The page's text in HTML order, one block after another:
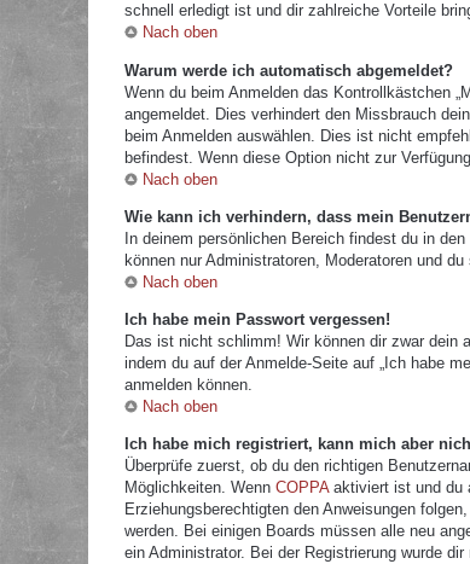
schnell erledigt ist und dir zahlreiche Vorteile
Nach oben
Warum werde ich automatisch abgemeldet?
Wenn du beim Anmelden das Kontrollkästchen
angemeldet. Dies verhindert den Missbrauch
beim Anmelden auswählen. Dies ist nicht
befindest. Wenn diese Option nicht zur
Nach oben
Wie kann ich verhindern, dass mein
In deinem persönlichen Bereich findest du in
können nur Administratoren, Moderatoren und
Nach oben
Ich habe mein Passwort vergessen!
Das ist nicht schlimm! Wir können dir zwar dein
indem du auf der Anmelde-Seite auf „Ich habe
anmelden können.
Nach oben
Ich habe mich registriert, kann mich aber
Überprüfe zuerst, ob du den richtigen
Möglichkeiten. Wenn COPPAaktiviert ist und du
Erziehungsberechtigten den Anweisungen
werden. Bei einigen Boards müssen alle neu
ein Administrator. Bei der Registrierung wurde